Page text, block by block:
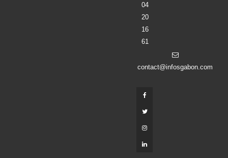
04
20
16
61
contact@infosgabon.com